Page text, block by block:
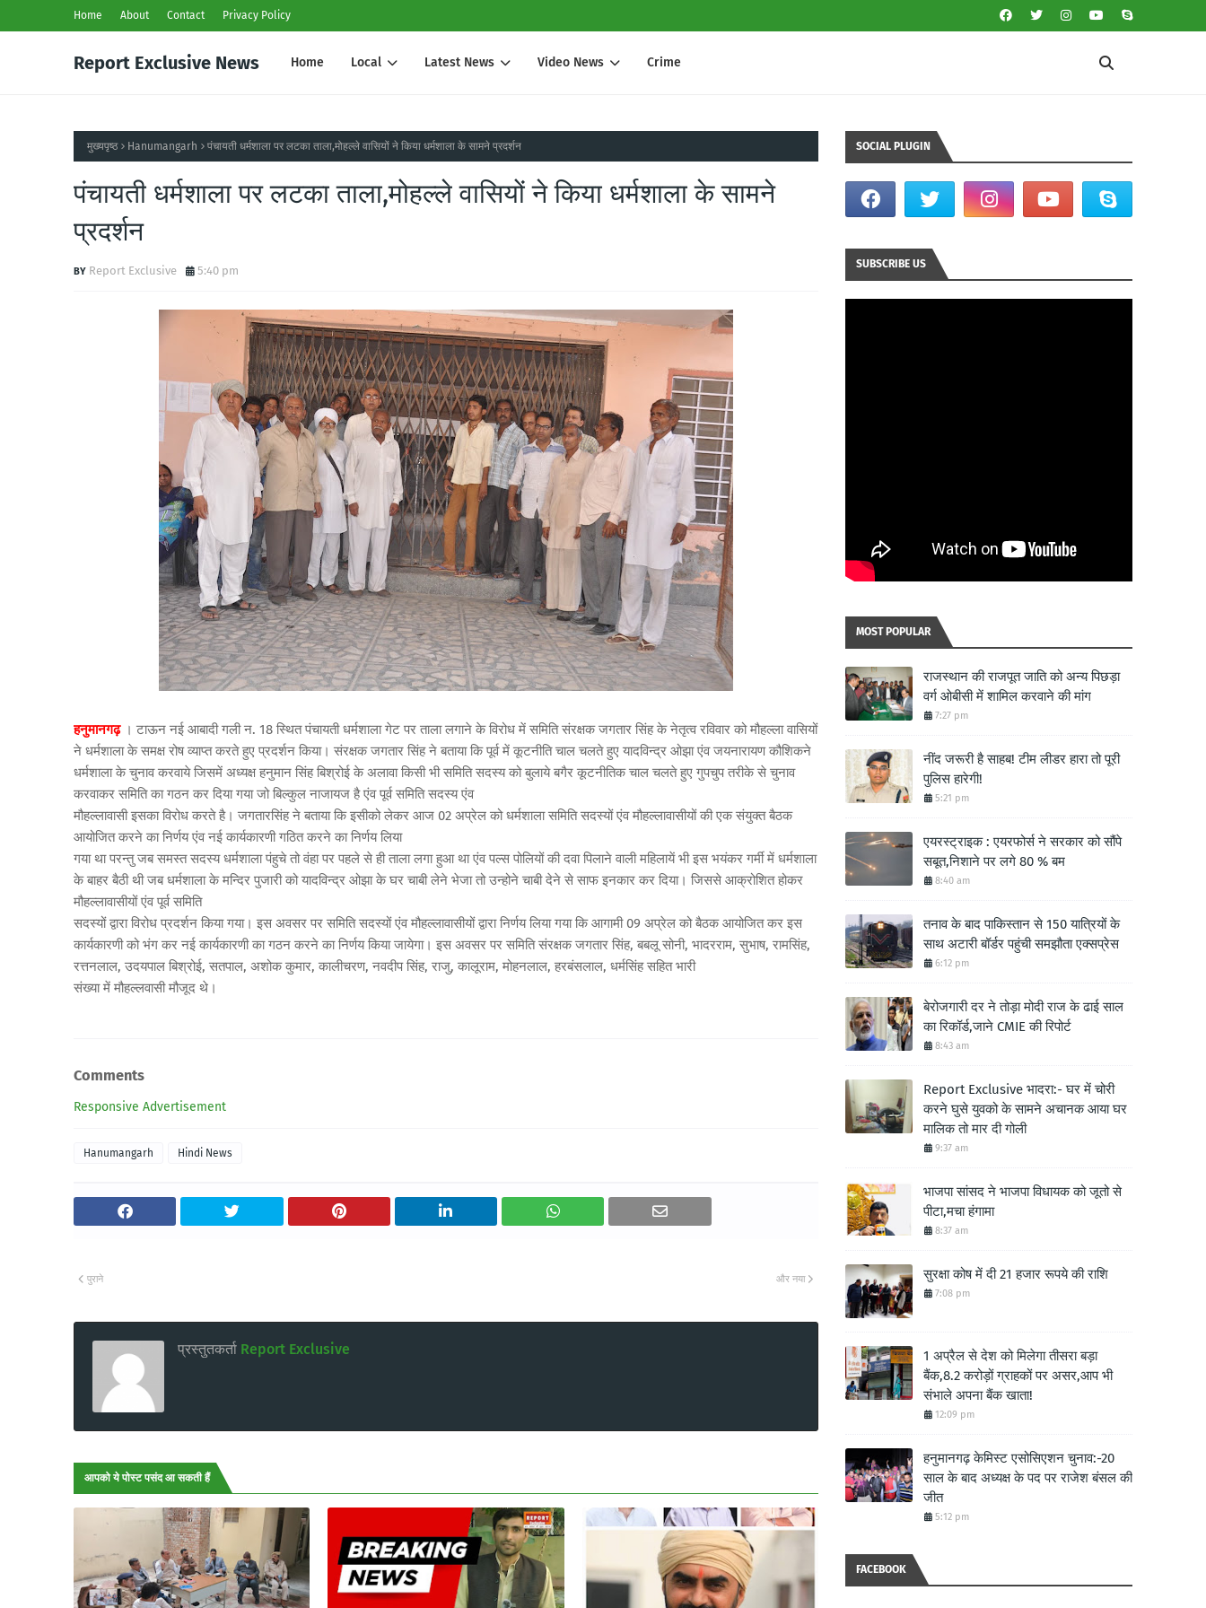
Home About Contact Privacy Policy
Report Exclusive News Home Local Latest News Video News Crime
मुख्यपृष्ठ Hanumangarh पंचायती धर्मशाला पर लटका ताला,मोहल्ले वासियों ने किया धर्मशाला के सामने प्रदर्शन
पंचायती धर्मशाला पर लटका ताला,मोहल्ले वासियों ने किया धर्मशाला के सामने
प्रदर्शन
Report Exclusive 5:40 pm
हनुमानगढ़। टाऊन नई आबादी गली न. 18 स्थित पंचायती धर्मशाला गेट पर ताला लगाने के विरोध में समिति संरक्षक जगतार सिंह के नेतृत्व रविवार को मौहल्ला वासियों
ने धर्मशाला के समक्ष रोष व्याप्त करते हुए प्रदर्शन किया। संरक्षक जगतार सिंह ने बताया कि पूर्व में कूटनीति चाल चलते हुए यादविन्द्र ओझा एंव जयनारायण कौशिकने
धर्मशाला के चुनाव करवाये जिसमें अध्यक्ष हनुमान सिंह बिश्रोई के अलावा किसी भी समिति सदस्य को बुलाये बगैर कूटनीतिक चाल चलते हुए गुपचुप तरीके से चुनाव
करवाकर समिति का गठन कर दिया गया जो बिल्कुल नाजायज है एंव पूर्व समिति सदस्य एंव
मौहल्लावासी इसका विरोध करते है। जगतारसिंह ने बताया कि इसीको लेकर आज 02 अप्रेल को धर्मशाला समिति सदस्यों एंव मौहल्लावासीयों की एक संयुक्त बैठक
आयोजित करने का निर्णय एंव नई कार्यकारणी गठित करने का निर्णय लिया
गया था परन्तु जब समस्त सदस्य धर्मशाला पंहुचे तो वंहा पर पहले से ही ताला लगा हुआ था एंव पल्स पोलियों की दवा पिलाने वाली महिलायें भी इस भयंकर गर्मी में धर्मशाला
के बाहर बैठी थी जब धर्मशाला के मन्दिर पुजारी को यादविन्द्र ओझा के घर चाबी लेने भेजा तो उन्होने चाबी देने से साफ इनकार कर दिया। जिससे आक्रोशित होकर
मौहल्लावासीयों एंव पूर्व समिति
सदस्यों द्वारा विरोध प्रदर्शन किया गया। इस अवसर पर समिति सदस्यों एंव मौहल्लावासीयों द्वारा निर्णय लिया गया कि आगामी 09 अप्रेल को बैठक आयोजित कर इस
कार्यकारणी को भंग कर नई कार्यकारणी का गठन करने का निर्णय किया जायेगा। इस अवसर पर समिति संरक्षक जगतार सिंह, बबलू सोनी, भादरराम, सुभाष, रामसिंह,
रत्तनलाल, उदयपाल बिश्रोई, सतपाल, अशोक कुमार, कालीचरण, नवदीप सिंह, राजु, कालूराम, मोहनलाल, हरबंसलाल, धर्मसिंह सहित भारी
संख्या में मौहल्लवासी मौजूद थे।
Comments
Responsive Advertisement
Hanumangarh Hindi News
और नया
पुराने
प्रस्तुतकर्ता Report Exclusive
आपको ये पोस्ट पसंद आ सकती हैं
SOCIAL PLUGIN
SUBSCRIBE US
MOST POPULAR
राजस्थान की राजपूत जाति को अन्य पिछड़ा
वर्ग ओबीसी में शामिल करवाने की मांग
7:27 pm
नींद जरूरी है साहब! टीम लीडर हारा तो पूरी
पुलिस हारेगी!
5:21 pm
एयरस्ट्राइक : एयरफोर्स ने सरकार को सौंपे
सबूत,निशाने पर लगे 80 % बम
8:40 am
तनाव के बाद पाकिस्तान से 150 यात्रियों के
साथ अटारी बॉर्डर पहुंची समझौता एक्सप्रेस
6:12 pm
बेरोजगारी दर ने तोड़ा मोदी राज के ढाई साल
का रिकॉर्ड,जाने CMIE की रिपोर्ट
8:43 am
Report Exclusive भादरा:- घर में चोरी
करने घुसे युवको के सामने अचानक आया घर
मालिक तो मार दी गोली
9:37 am
भाजपा सांसद ने भाजपा विधायक को जूतो से
पीटा,मचा हंगामा
8:37 am
सुरक्षा कोष में दी 21 हजार रूपये की राशि
7:08 pm
1 अप्रैल से देश को मिलेगा तीसरा बड़ा
बैंक,8.2 करोड़ों ग्राहकों पर असर,आप भी
संभाले अपना बैंक खाता!
12:09 pm
हनुमानगढ़ केमिस्ट एसोसिएशन चुनाव:-20
साल के बाद अध्यक्ष के पद पर राजेश बंसल की
जीत
5:12 pm
FACEBOOK